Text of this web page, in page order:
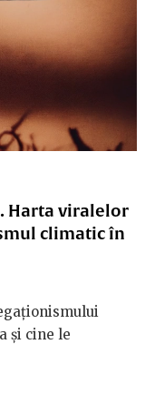
Harta viralelor
climatic în
și cine le